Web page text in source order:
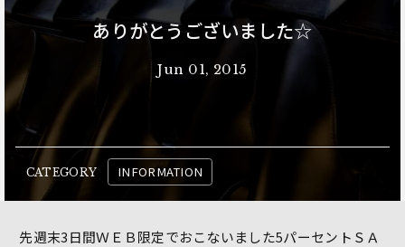
ありがとうございました☆
Jun 01, 2015
CATEGORY INFORMATION
先週末3日間ＷＥＢ限定でおこないました5パーセントＳＡ